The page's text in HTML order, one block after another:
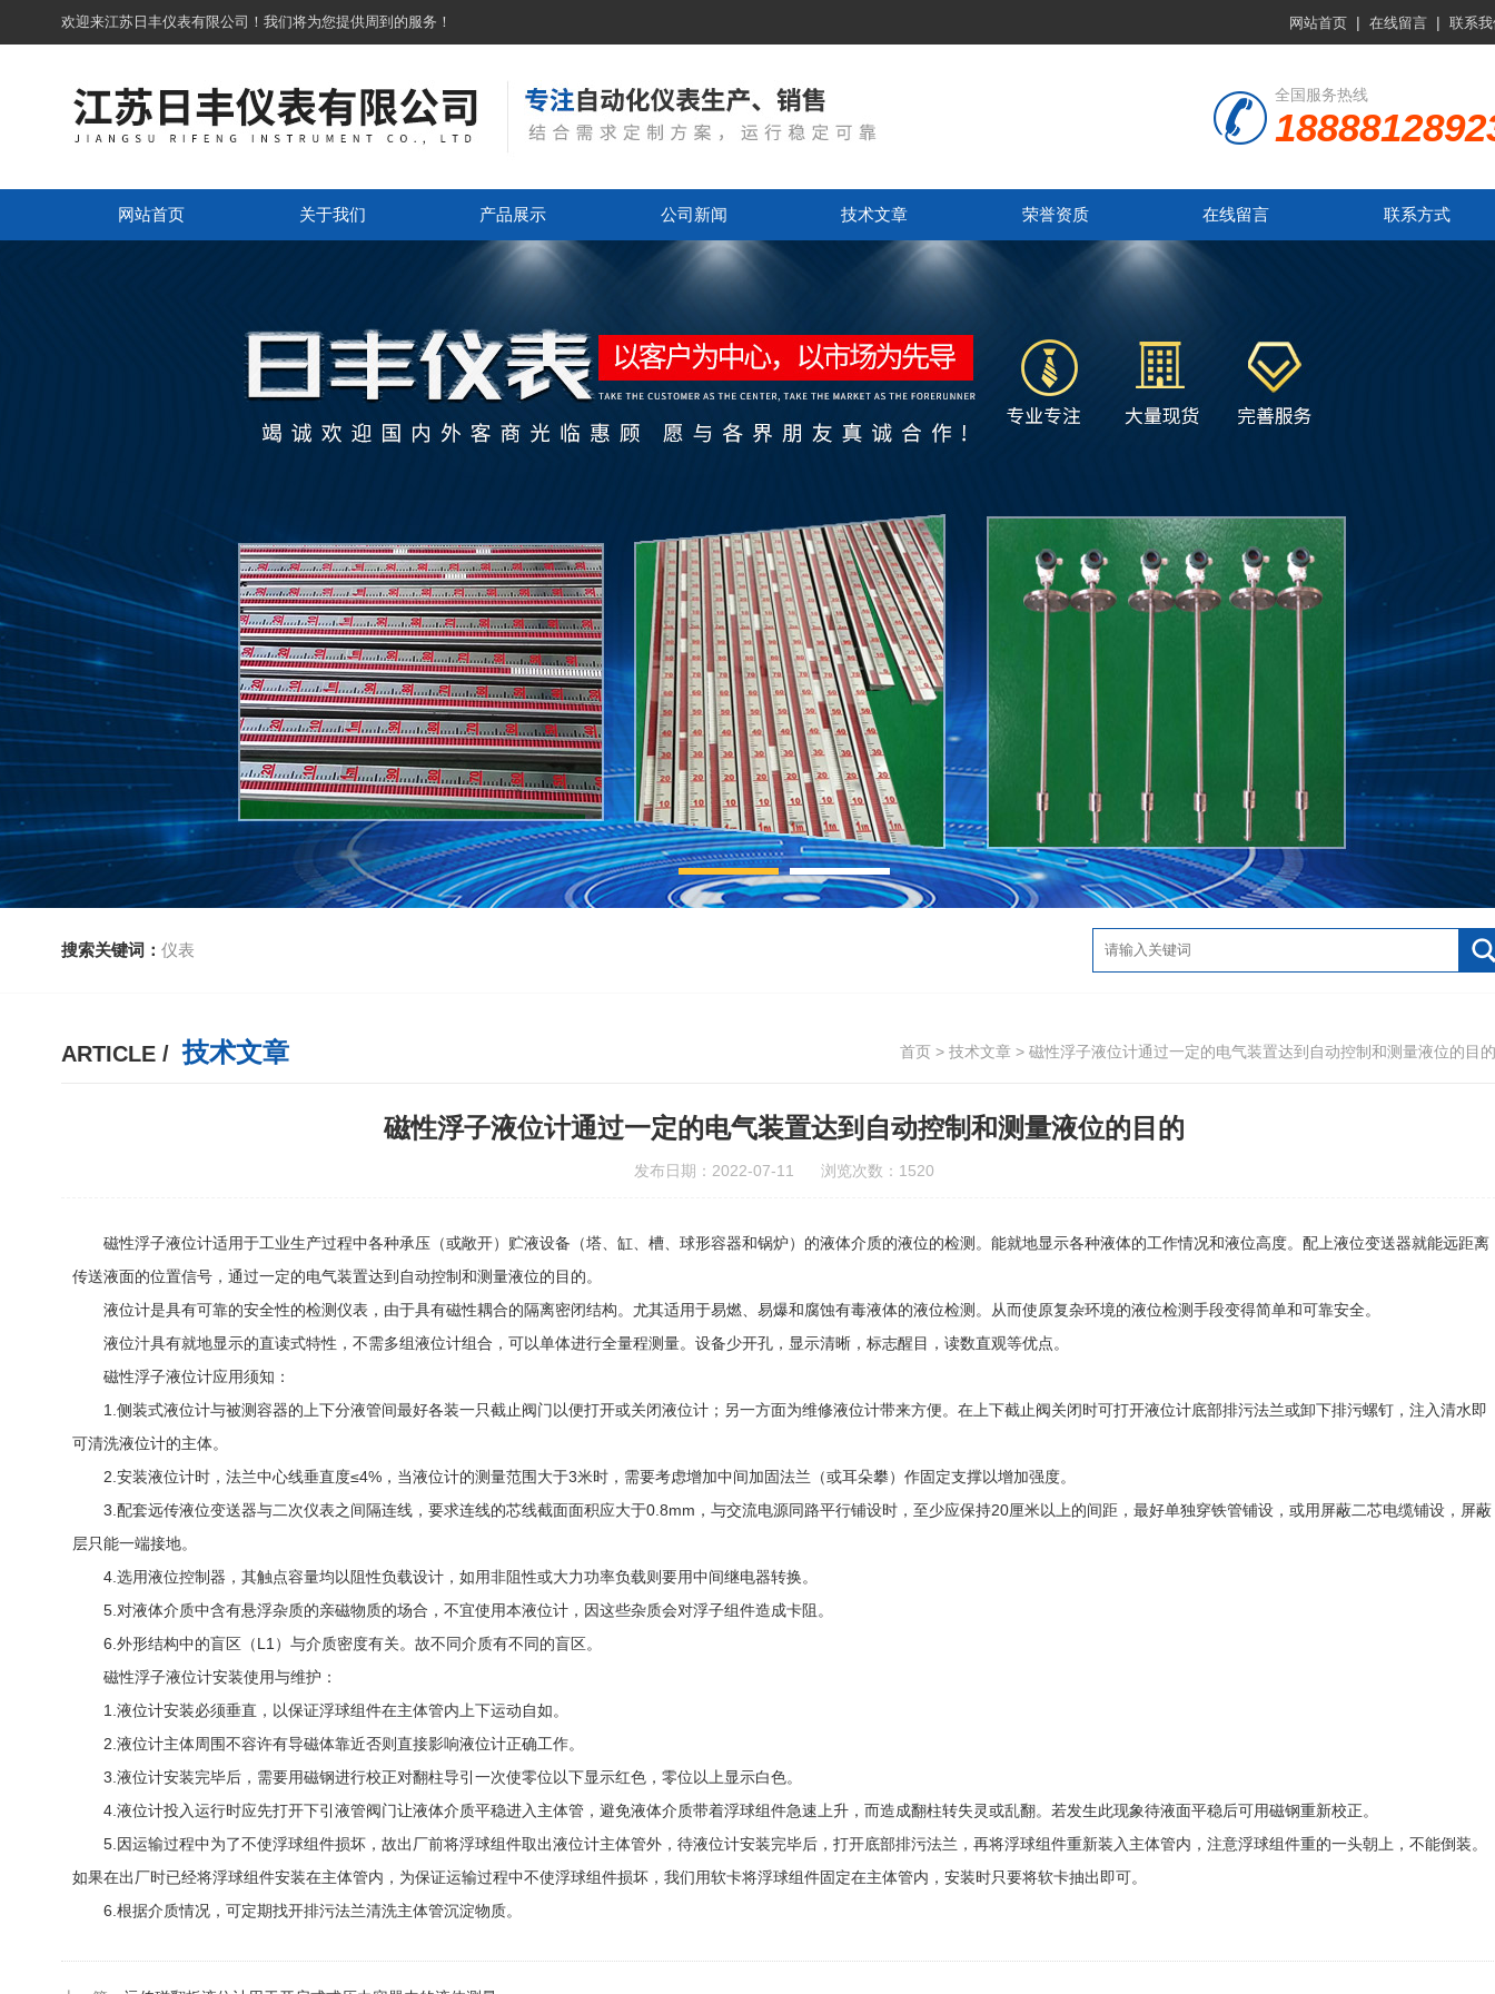
欢迎来江苏日丰仪表有限公司！我们将为您提供周到的服务！ 网站首页 | 在线留言 | 联系
全国服务热线
网站首页 关于我们 产品展示 公司新闻 技术文章 荣誉资质 在线留言 联系方式
搜索关键词： 仪表
ARTICLE / 技术文章 首页 > 技术文章 > 磁性浮子液位计通过一定的电气装置达到自动控制和测量液位的目的
磁性浮子液位计通过一定的电气装置达到自动控制和测量液位的目的
发布日期：2022-07-11 浏览次数：1520
磁性浮子液位计适用于工业生产过程中各种承压（或敞开）贮液设备（塔、缸、槽、球形容器和锅炉）的液体介质的液位的检测。能就地显示各种液体的工作情况和液位高度。配上液位变送器就能远距离
传送液面的位置信号，通过一定的电气装置达到自动控制和测量液位的目的。
液位计是具有可靠的安全性的检测仪表，由于具有磁性耦合的隔离密闭结构。尤其适用于易燃、易爆和腐蚀有毒液体的液位检测。从而使原复杂环境的液位检测手段变得简单和可靠安全。
液位汁具有就地显示的直读式特性，不需多组液位计组合，可以单体进行全量程测量。设备少开孔，显示清晰，标志醒目，读数直观等优点。
磁性浮子液位计应用须知：
1.侧装式液位计与被测容器的上下分液管间最好各装一只截止阀门以便打开或关闭液位计；另一方面为维修液位计带来方便。在上下截止阀关闭时可打开液位计底部排污法兰或卸下排污螺钉，注入清水即
可清洗液位计的主体。
2.安装液位计时，法兰中心线垂直度≤4%，当液位计的测量范围大于3米时，需要考虑增加中间加固法兰（或耳朵攀）作固定支撑以增加强度。
3.配套远传液位变送器与二次仪表之间隔连线，要求连线的芯线截面面积应大于0.8mm，与交流电源同路平行铺设时，至少应保持20厘米以上的间距，最好单独穿铁管铺设，或用屏蔽二芯电缆铺设，屏蔽
层只能一端接地。
4.选用液位控制器，其触点容量均以阻性负载设计，如用非阻性或大力功率负载则要用中间继电器转换。
5.对液体介质中含有悬浮杂质的亲磁物质的场合，不宜使用本液位计，因这些杂质会对浮子组件造成卡阻。
6.外形结构中的盲区（L1）与介质密度有关。故不同介质有不同的盲区。
磁性浮子液位计安装使用与维护：
1.液位计安装必须垂直，以保证浮球组件在主体管内上下运动自如。
2.液位计主体周围不容许有导磁体靠近否则直接影响液位计正确工作。
3.液位计安装完毕后，需要用磁钢进行校正对翻柱导引一次使零位以下显示红色，零位以上显示白色。
4.液位计投入运行时应先打开下引液管阀门让液体介质平稳进入主体管，避免液体介质带着浮球组件急速上升，而造成翻柱转失灵或乱翻。若发生此现象待液面平稳后可用磁钢重新校正。
5.因运输过程中为了不使浮球组件损坏，故出厂前将浮球组件取出液位计主体管外，待液位计安装完毕后，打开底部排污法兰，再将浮球组件重新装入主体管内，注意浮球组件重的一头朝上，不能倒装。
如果在出厂时已经将浮球组件安装在主体管内，为保证运输过程中不使浮球组件损坏，我们用软卡将浮球组件固定在主体管内，安装时只要将软卡抽出即可。
6.根据介质情况，可定期找开排污法兰清洗主体管沉淀物质。